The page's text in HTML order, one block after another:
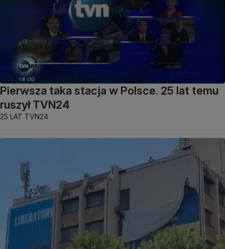
Pierwsza taka stacja w Polsce. 25 lat temu
ruszył TVN24
25 LAT TVN24